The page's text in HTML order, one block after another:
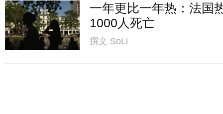
一年更比一年热：法国
1000人死亡
撰文 SoLi